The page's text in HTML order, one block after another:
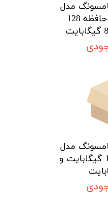
مدل
Galaxy M51 با حافظه 128
مدل
A71 با حافظه 128 گیگابایت و